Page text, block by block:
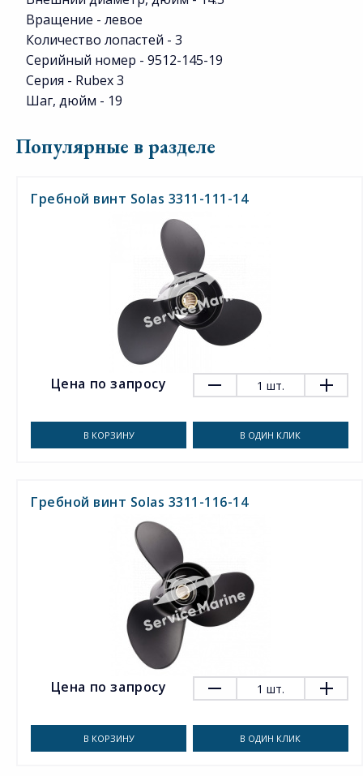
Вращение - левое
Количество лопастей - 3
Серийный номер - 9512-145-19
Серия - Rubex 3
Шаг, дюйм - 19
Популярные в разделе
Гребной винт Solas 3311-111-14
Цена по запросу 1 шт.
В КОРЗИНУ В ОДИН КЛИК
Гребной винт Solas 3311-116-14
Цена по запросу 1 шт.
В КОРЗИНУ В ОДИН КЛИК